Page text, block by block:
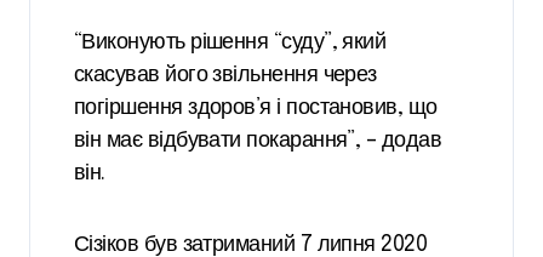
“Виконують рішення “суду”, який
скасував його звільнення через
погіршення здоров’я і постановив, що
він має відбувати покарання”, – додав
він.
Сізіков був затриманий 7 липня 2020